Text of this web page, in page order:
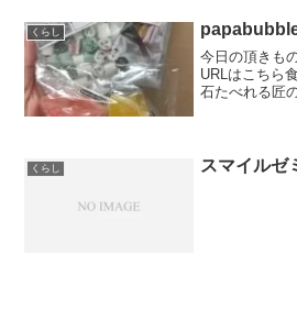
物の出来...
くらし
今日の頂きも
URLはこちら
石たべれる匠
評判ですよっ
くらし スマイルゼ